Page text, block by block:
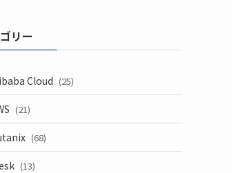
リー
Cloud (25)
(21)
(68)
(13)